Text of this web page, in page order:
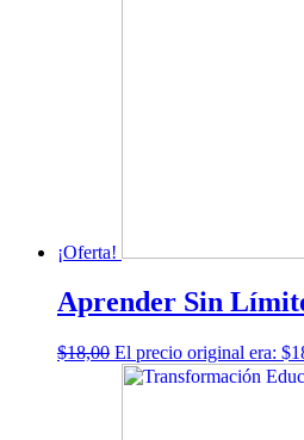
¡Oferta!
Aprender Sin
$18,00 El precio original era: